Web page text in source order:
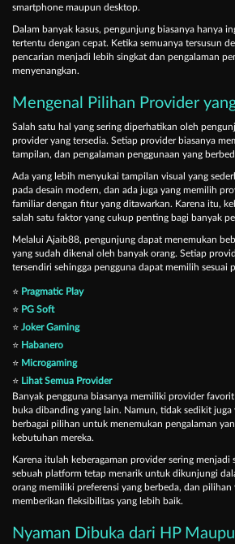
smartphone maupun desktop.
Dalam banyak kasus, pengunjung biasanya hanya
tertentu dengan cepat. Ketika semuanya tersusun
pencarian menjadi lebih singkat dan pengalaman
menyenangkan.
Mengenal Pilihan Provider
Salah satu hal yang sering diperhatikan oleh
provider yang tersedia. Setiap provider biasanya
tampilan, dan pengalaman penggunaan yang
Ada yang lebih menyukai tampilan visual yang
pada desain modern, dan ada juga yang memilih
familiar dengan fitur yang ditawarkan. Karena itu,
salah satu faktor yang cukup penting bagi banyak
Melalui Ajaib88, pengunjung dapat menemukan
yang sudah dikenal oleh banyak orang. Setiap
tersendiri sehingga pengguna dapat memilih sesuai
⭐ Pragmatic Play
⭐ PG Soft
⭐ Joker Gaming
⭐ Habanero
⭐ Microgaming
⭐ Lihat Semua Provider
Banyak pengguna biasanya memiliki provider
buka dibanding yang lain. Namun, tidak sedikit juga
berbagai pilihan untuk menemukan pengalaman
kebutuhan mereka.
Karena itulah keberagaman provider sering menjadi
sebuah platform tetap menarik untuk dikunjungi
orang memiliki preferensi yang berbeda, dan pilihan
memberikan fleksibilitas yang lebih baik.
Nyaman Dibuka dari HP